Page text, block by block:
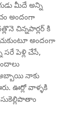
మీదే అన్ని
అందంగా
చిన్నపార్లర్ కి
అందంగా
పెళ్లి చేసే,
నాకు
ఊర్లో వాళ్ళకి